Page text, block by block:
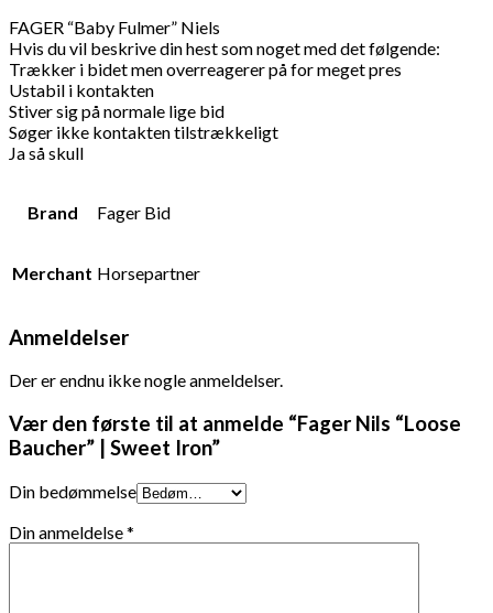
FAGER “Baby Fulmer” Niels
Hvis du vil beskrive din hest som noget med det følgende:
Trækker i bidet men overreagerer på for meget pres
Ustabil i kontakten
Stiver sig på normale lige bid
Søger ikke kontakten tilstrækkeligt
Ja så skull
Brand Fager Bid
Merchant Horsepartner
Anmeldelser
Der er endnu ikke nogle anmeldelser.
Vær den første til at anmelde “Fager Nils “Loose
Baucher” | Sweet Iron”
Din bedømmelse
Din anmeldelse*